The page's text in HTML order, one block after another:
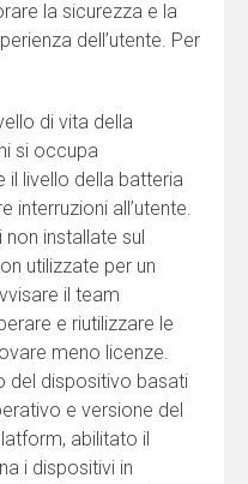
la sicurezza e la
dell’utente. Per
di vita della
si occupa
il livello della batteria
interruzioni all’utente.
installate sul
utilizzate per un
il team
e riutilizzare le
meno licenze.
del dispositivo basati
e versione del
abilitato il
i dispositivi in